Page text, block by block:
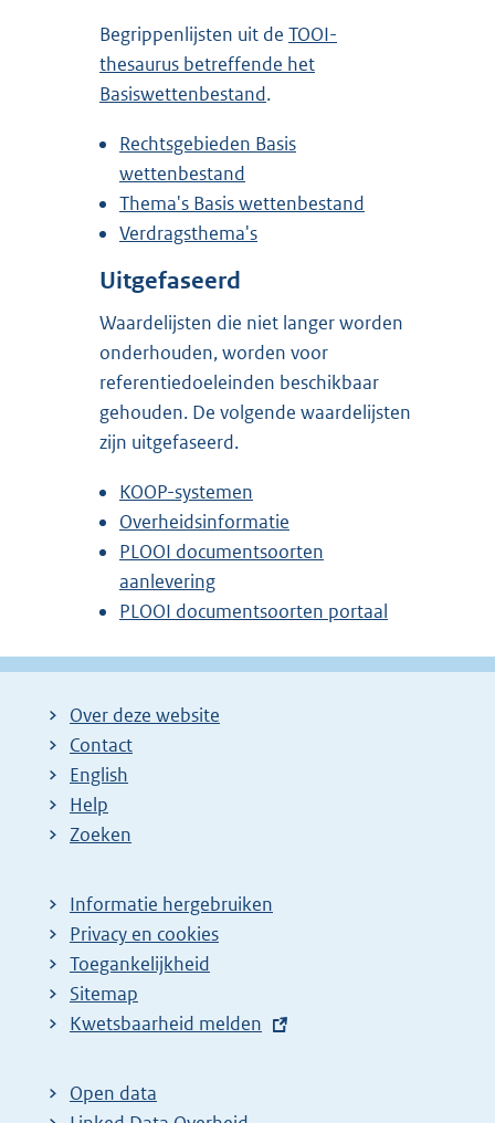
Begrippenlijsten uit de TOOI-
thesaurus betreffende het
Basiswettenbestand.
Rechtsgebieden Basis
wettenbestand
Thema's Basis wettenbestand
Verdragsthema's
Uitgefaseerd
Waardelijsten die niet langer worden
onderhouden, worden voor
referentiedoeleinden beschikbaar
gehouden. De volgende waardelijsten
zijn uitgefaseerd.
KOOP-systemen
Overheidsinformatie
PLOOI documentsoorten
aanlevering
PLOOI documentsoorten portaal
Over deze website
Contact
English
Help
Zoeken
Informatie hergebruiken
Privacy en cookies
Toegankelijkheid
Sitemap
E
t
e
Kwetsbaarheid melden
Open data